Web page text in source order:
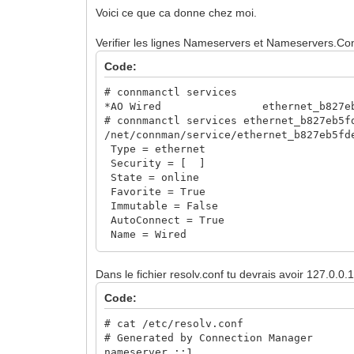
Voici ce que ca donne chez moi.
Verifier les lignes Nameservers et
Code:
# connmanctl services
*AO Wired
# connmanctl services
/net/connman/service/
Type = ethernet
Security = [ ]
State = online
Favorite = True
Immutable = False
AutoConnect = True
Name = Wired
IPv4.Configuration = [ Method=manual,
IPv6.Configuration = [ Method=auto,
Nameservers = [ 192.168.1.1 ]
Nameservers.Configuration = [
Timeservers = [ 192.168.1.1 ]
Dans le fichier resolv.conf tu devrais avoir
Code:
# cat /etc/resolv.conf
# Generated by Connection Manager